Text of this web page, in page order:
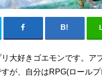
大好きゴエモンです。ア
が、自分はRPG(ロール